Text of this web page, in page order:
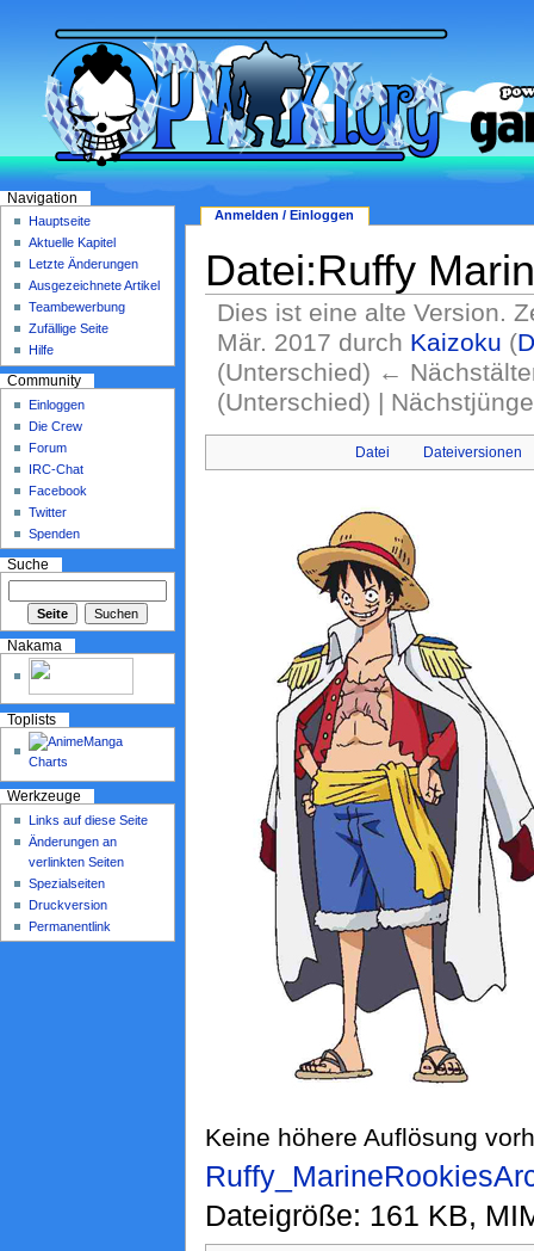
Datei:Ruffy
Dies ist eine alte Version.
Mär. 2017 durch Kaizoku (
(Unterschied) ←
(Unterschied) |
Datei Dateiversionen
Keine höhere Auflösung
Dateigröße: 161 KB,
Anmelden / Einloggen
Navigation
Hauptseite
Aktuelle Kapitel
Letzte Änderungen
Ausgezeichnete Artikel
Teambewerbung
Zufällige Seite
Hilfe
Community
Einloggen
Die Crew
Forum
IRC-Chat
Facebook
Twitter
Spenden
Suche
Nakama
Toplists
Werkzeuge
Links auf diese Seite
Änderungen an
verlinkten Seiten
Spezialseiten
Druckversion
Permanentlink